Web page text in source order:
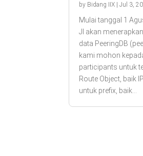
by Bidang IIX |Jul 3,
Mulai tanggal 1
JI akan
data PeeringDB
kami mohon
participants untuk
Route Object, baik
untuk prefix, baik...